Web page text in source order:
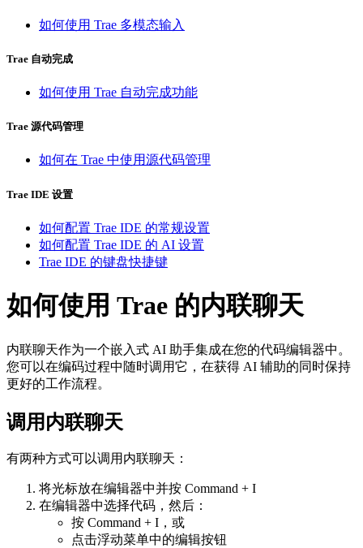
如何使用 Trae 多模态输入
Trae 自动完成
如何使用 Trae 自动完成功能
Trae 源代码管理
如何在 Trae 中使用源代码管理
Trae IDE 设置
如何配置 Trae IDE 的常规设置
如何配置 Trae IDE 的 AI 设置
Trae IDE 的键盘快捷键
如何使用 Trae 的内联聊天
内联聊天作为一个嵌入式 AI 助手集成在您的代码编辑器中。
您可以在编码过程中随时调用它，在获得 AI 辅助的同时保持
更好的工作流程。
调用内联聊天
有两种方式可以调用内联聊天：
将光标放在编辑器中并按 Command + I
在编辑器中选择代码，然后：
按 Command + I，或
点击浮动菜单中的编辑按钮